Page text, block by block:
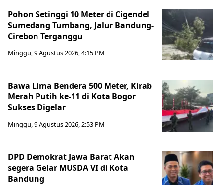
Pohon Setinggi 10 Meter di Cigendel
Sumedang Tumbang, Jalur Bandung-
Cirebon Terganggu
Minggu, 9 Agustus 2026, 4:15 PM
Bawa Lima Bendera 500 Meter, Kirab
Merah Putih ke-11 di Kota Bogor
Sukses Digelar
Minggu, 9 Agustus 2026, 2:53 PM
DPD Demokrat Jawa Barat Akan
segera Gelar MUSDA VI di Kota
Bandung